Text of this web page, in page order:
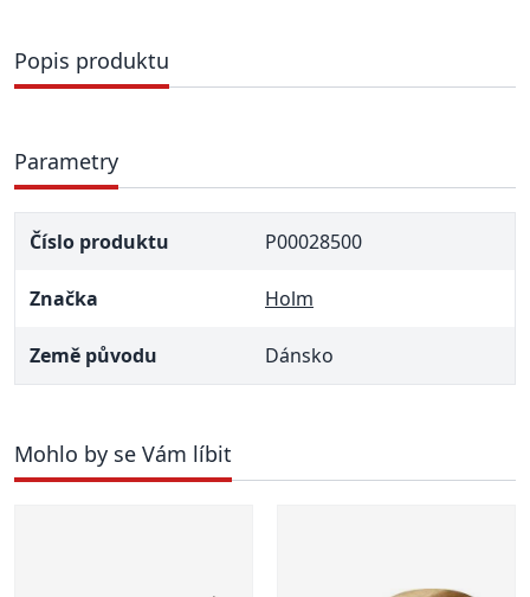
Popis produktu
Parametry
Číslo produktu P00028500
Značka Holm
Země původu Dánsko
Mohlo by se Vám líbit